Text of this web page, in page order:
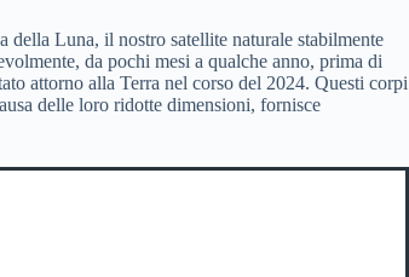
della Luna, il nostro satellite naturale stabilmente
da pochi mesi a qualche anno, prima di
attorno alla Terra nel corso del 2024. Questi corpi
delle loro ridotte dimensioni, fornisce